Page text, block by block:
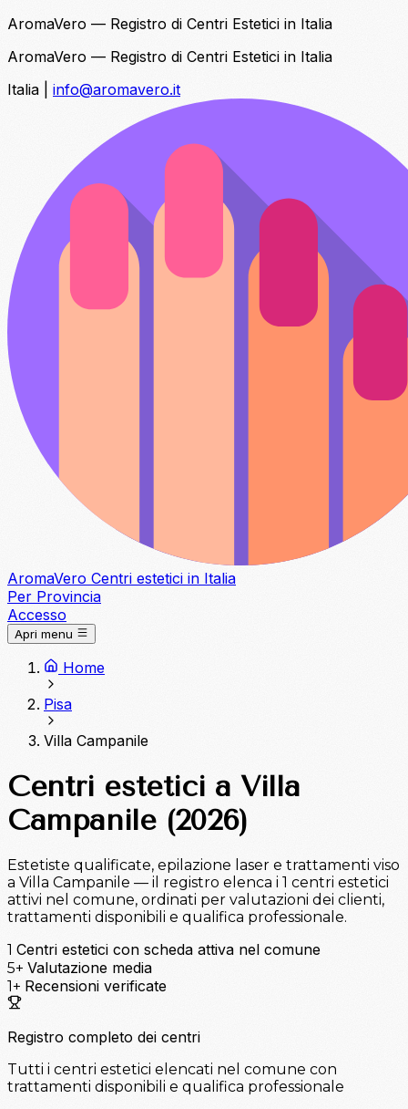
AromaVero — Registro di Centri Estetici in Italia
AromaVero — Registro di Centri Estetici in Italia
Italia
info@aromavero.it
AromaVero Centri estetici in Italia
Per Provincia
Accesso
Apri menu
Home
Pisa
Villa Campanile
Centri estetici a Villa
Campanile (2026)
Estetiste qualificate, epilazione laser e trattamenti viso
a Villa Campanile — il registro elenca i 1 centri estetici
attivi nel comune, ordinati per valutazioni dei clienti,
trattamenti disponibili e qualifica professionale.
1 Centri estetici con scheda attiva nel comune
5+ Valutazione media
1+ Recensioni verificate
Registro completo dei centri
Tutti i centri estetici elencati nel comune con
trattamenti disponibili e qualifica professionale